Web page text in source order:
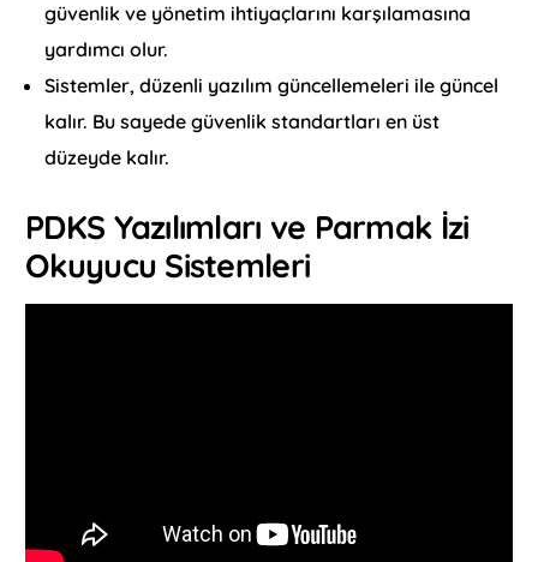
güvenlik ve yönetim ihtiyaçlarını karşılamasına
yardımcı olur.
Sistemler, düzenli yazılım güncellemeleri ile güncel
kalır. Bu sayede güvenlik standartları en üst
düzeyde kalır.
PDKS Yazılımları ve Parmak İzi
Okuyucu Sistemleri